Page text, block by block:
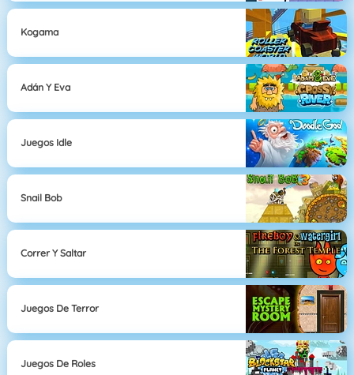
Kogama
Adán Y Eva
Juegos Idle
Snail Bob
Correr Y Saltar
Juegos De Terror
Juegos De Roles